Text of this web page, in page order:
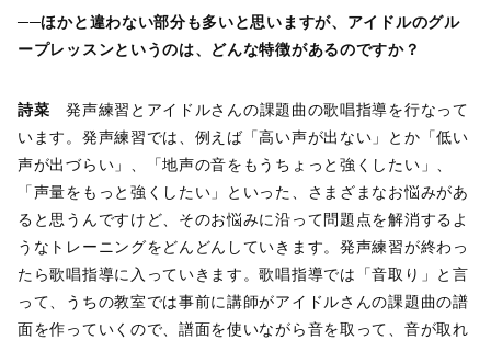
──ほかと違わない部分も多いと思いますが、アイドルのグル
ープレッスンというのは、どんな特徴があるのですか？
詩菜 発声練習とアイドルさんの課題曲の歌唱指導を行なって
います。発声練習では、例えば「高い声が出ない」とか「低い
声が出づらい」、「地声の音をもうちょっと強くしたい」、
「声量をもっと強くしたい」といった、さまざまなお悩みがあ
ると思うんですけど、そのお悩みに沿って問題点を解消するよ
うなトレーニングをどんどんしていきます。発声練習が終わっ
たら歌唱指導に入っていきます。歌唱指導では「音取り」と言
って、うちの教室では事前に講師がアイドルさんの課題曲の譜
面を作っていくので、譜面を使いながら音を取って、音が取れ